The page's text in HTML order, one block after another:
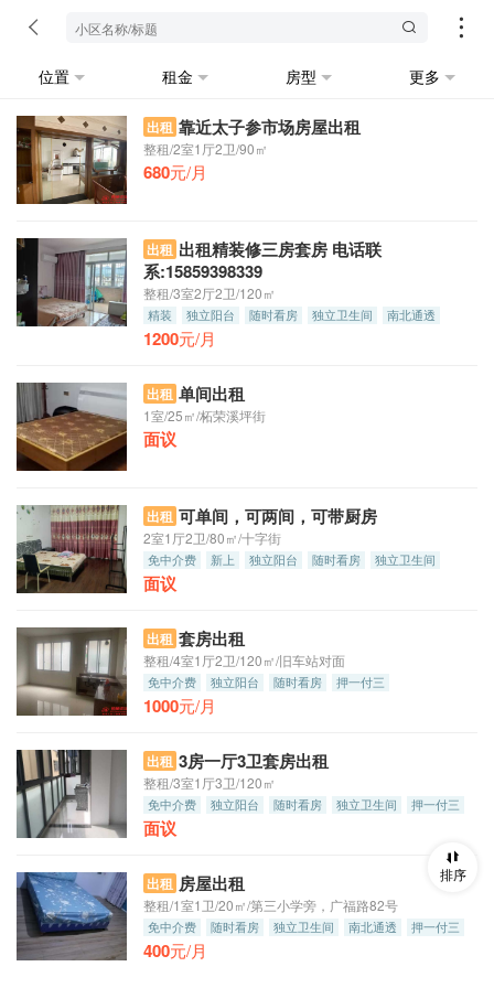
位置 租金 房型 更多
出租 靠近太子参市场房屋出租
整租/2室1厅2卫/90㎡
680元/月
出租 出租精装修三房套房 电话联
系:15859398339
整租/3室2厅2卫/120㎡
精装 独立阳台 随时看房 独立卫生间
南北通透
押一付三
1200元/月
出租 单间出租
1室/25㎡/柘荣溪坪街
面议
出租 可单间，可两间，可带厨房
2室1厅2卫/80㎡/十字街
免中介费 新上 独立阳台 随时看房
独立卫生间
南北通透
面议
出租 套房出租
整租/4室1厅2卫/120㎡/旧车站对面
免中介费 独立阳台 随时看房 押一付三
1000元/月
出租 3房一厅3卫套房出租
整租/3室1厅3卫/120㎡
免中介费 独立阳台 随时看房 独立卫生间 押一付三
面议
出租 房屋出租
整租/1室1卫/20㎡/第三小学旁，广福路82号
免中介费 随时看房 独立卫生间 南北通透 押一付三
400元/月
排序